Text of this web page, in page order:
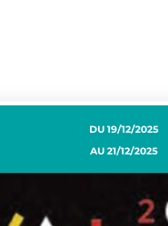
DU 19/12/2025
AU 21/12/2025